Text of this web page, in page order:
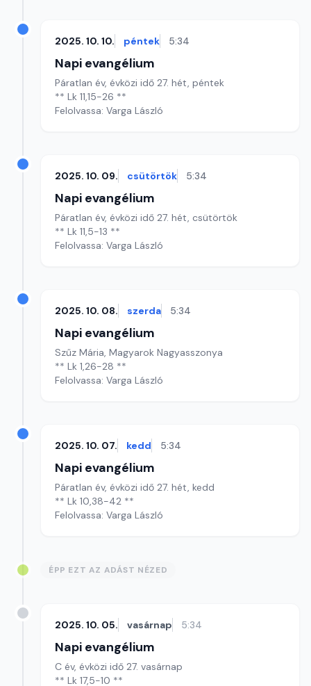
2025. 10. 10. péntek 5:34
Napi evangélium
Páratlan év, évközi idő 27. hét, péntek
** Lk 11,15-26 **
Felolvassa: Varga László
2025. 10. 09. csütörtök 5:34
Napi evangélium
Páratlan év, évközi idő 27. hét, csütörtök
** Lk 11,5-13 **
Felolvassa: Varga László
2025. 10. 08. szerda 5:34
Napi evangélium
Szűz Mária, Magyarok Nagyasszonya
** Lk 1,26-28 **
Felolvassa: Varga László
2025. 10. 07. kedd 5:34
Napi evangélium
Páratlan év, évközi idő 27. hét, kedd
** Lk 10,38-42 **
Felolvassa: Varga László
ÉPP EZT AZ ADÁST NÉZED
2025. 10. 05. vasárnap 5:34
Napi evangélium
C év, évközi idő 27. vasárnap
** Lk 17,5-10 **